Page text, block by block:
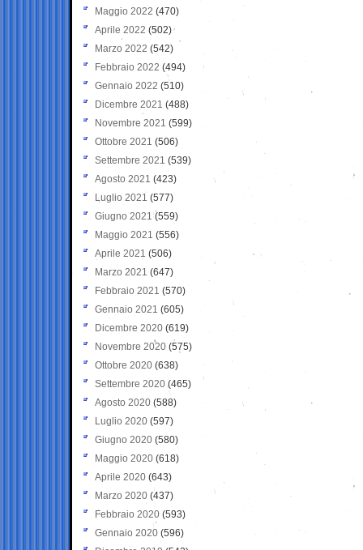
Maggio 2022 (470)
Aprile 2022 (502)
Marzo 2022 (542)
Febbraio 2022 (494)
Gennaio 2022 (510)
Dicembre 2021 (488)
Novembre 2021 (599)
Ottobre 2021 (506)
Settembre 2021 (539)
Agosto 2021 (423)
Luglio 2021 (577)
Giugno 2021(559)
Maggio 2021 (556)
Aprile 2021 (506)
Marzo 2021 (647)
Febbraio 2021 (570)
Gennaio 2021 (605)
Dicembre 2020 (619)
Novembre 2020 (575)
Ottobre 2020 (638)
Settembre 2020(465)
Agosto 2020 (588)
Luglio 2020 (597)
Giugno 2020 (580)
Maggio 2020 (618)
Aprile 2020 (643)
Marzo 2020 (437)
Febbraio 2020 (593)
Gennaio 2020 (596)